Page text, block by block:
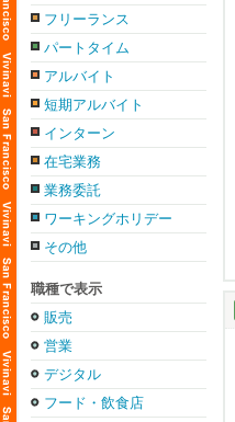
フリーランス
パートタイム
アルバイト
短期アルバイト
インターン
在宅業務
業務委託
ワーキングホリデー
その他
職種で表示
販売
営業
デジタル
フード・飲食店